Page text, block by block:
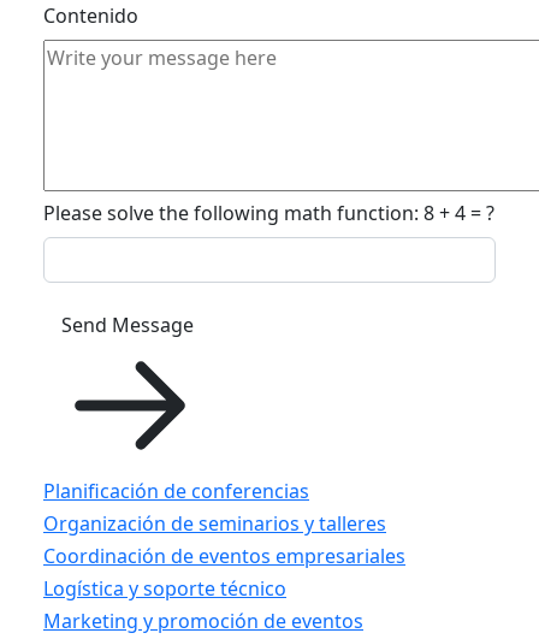
Contenido
Please solve the following math function: 8 + 4 = ?
Send Message
Planificación de conferencias
Organización de seminarios y talleres
Coordinación de eventos empresariales
Logística y soporte técnico
Marketing y promoción de eventos